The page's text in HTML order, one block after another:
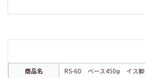
商品名
RS-6D ベース450φ イス脚